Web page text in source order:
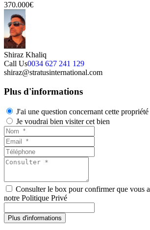
370.000€
Shiraz Khaliq
Call Us0034 627 241 129
shiraz@stratusinternational.com
Plus d'informations
J'ai une question concernant cette propriété
Je voudrai bien visiter cet bien
Consulter le box pour confirmer que vous
notre Politique Privé